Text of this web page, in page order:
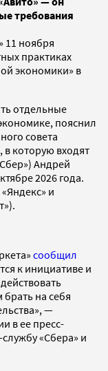
требования
11 ноября
практиках
экономики» в
отдельные
пояснил
совета
которую входят
Андрей
2026 года.
и
сообщил
к инициативе и
на себя
—
в ее пресс-
«Сбера» и